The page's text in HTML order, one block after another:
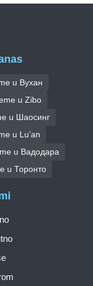
u Вухан
u Zibo
u Шаосинг
u Lu’an
u Вадодара
u Торонто